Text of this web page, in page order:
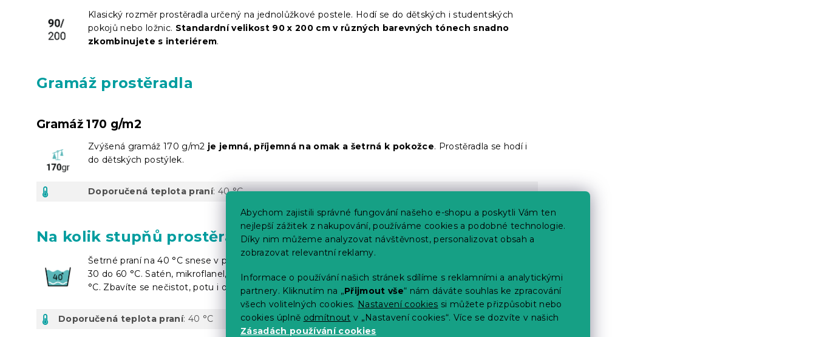
Abychom zajistili správné fungování našeho e-shopu a poskytli Vám ten
nejlepší zážitek z nakupování, používáme cookies a podobné technologie.
Díky nim můžeme analyzovat návštěvnost, personalizovat obsah a
zobrazovat relevantní reklamy.
Informace o používání našich stránek sdílíme s reklamními a analytickými
partnery. Kliknutím na „Přijmout vše“ nám dáváte souhlas ke zpracování
všech volitelných cookies. Nastavení cookies si můžete přizpůsobit nebo
cookies úplně odmítnout v „Nastavení cookies“. Více se dozvíte v našich
Zásadách používání cookies
Klasický rozměr prostěradla určený na jednolůžkové postele. Hodí se do dětských i studentských
pokojů nebo ložnic. Standardní velikost 90 x 200 cm v různých barevných tónech snadno
zkombinujete s interiérem.
Gramáž prostěradla
Gramáž 170 g/m2
Zvýšená gramáž 170 g/m2 je jemná, příjemná na omak a šetrná k pokožce. Prostěradla se hodí i
do dětských postýlek.
Doporučená teplota praní: 40 °C
Na kolik stupňů prostěradlo prát?
Šetrné praní na 40 °C snese v podstatě každý materiál. Ložní prádlo se nejčastěji pere při teplotách od
30 do 60 °C. Satén, mikroflanel, froté, jersey nebo krep je možné prát na nižší teplotu, ideálně tedy 40
°C. Zbavíte se nečistot, potu i odumřelých buněk.
Doporučená teplota praní: 40 °C